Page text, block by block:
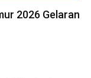
2026 Gelaran